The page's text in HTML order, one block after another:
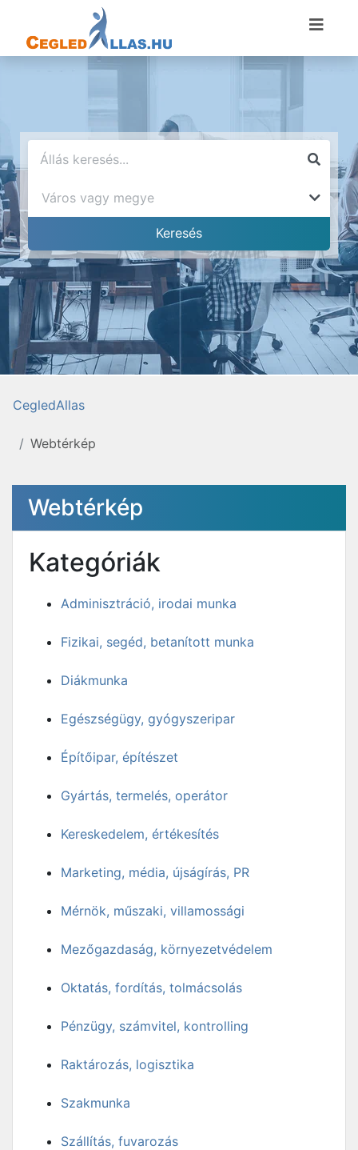
CegledAllas
Webtérkép
Webtérkép
Kategóriák
Adminisztráció, irodai munka
Fizikai, segéd, betanított munka
Diákmunka
Egészségügy, gyógyszeripar
Építőipar, építészet
Gyártás, termelés, operátor
Kereskedelem, értékesítés
Marketing, média, újságírás, PR
Mérnök, műszaki, villamossági
Mezőgazdaság, környezetvédelem
Oktatás, fordítás, tolmácsolás
Pénzügy, számvitel, kontrolling
Raktározás, logisztika
Szakmunka
Szállítás, fuvarozás